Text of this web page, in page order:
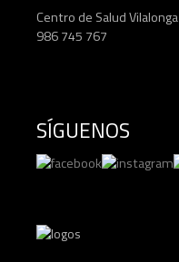
Centro de Salud Vilalonga
986 745 767
SÍGUENOS